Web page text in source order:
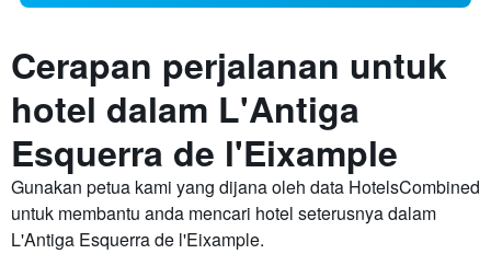
Cerapan perjalanan untuk
hotel dalam L'Antiga
Esquerra de l'Eixample
Gunakan petua kami yang dijana oleh data HotelsCombined
untuk membantu anda mencari hotel seterusnya dalam
L'Antiga Esquerra de l'Eixample.